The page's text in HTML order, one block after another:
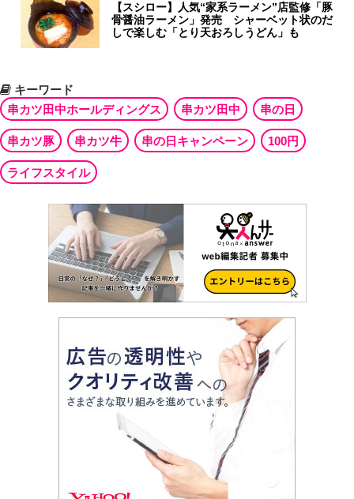
【スシロー】人気“家系ラーメン”店監修「豚
骨醤油ラーメン」発売 シャーベット状のだ
しで楽しむ「とり天おろしうどん」も
キーワード
串カツ田中ホールディングス
串カツ田中 串の日
串カツ豚 串カツ牛 串の日キャンペーン 100円
ライフスタイル